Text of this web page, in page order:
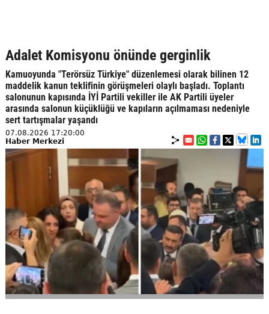
Adalet Komisyonu önünde gerginlik
Kamuoyunda "Terörsüz Türkiye" düzenlemesi olarak bilinen 12
maddelik kanun teklifinin görüşmeleri olaylı başladı. Toplantı
salonunun kapısında İYİ Partili vekiller ile AK Partili üyeler
arasında salonun küçüklüğü ve kapıların açılmaması nedeniyle
sert tartışmalar yaşandı
07.08.2026 17:20:00
Haber Merkezi